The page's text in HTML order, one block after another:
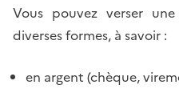
Vous pouvez verser
diverses formes, à savoir :
en argent (chèque,